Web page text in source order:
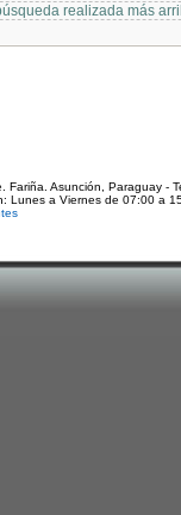
realizada más
Fariña. Asunción, Paraguay -
Lunes a Viernes de 07:00 a